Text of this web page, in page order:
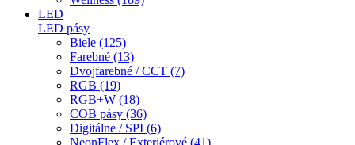
LED
LED pásy
Biele (125)
Farebné (13)
Dvojfarebné / CCT (7)
RGB (19)
RGB+W (18)
COB pásy (36)
Digitálne / SPI (6)
NeonFlex / Exteriérové (41)